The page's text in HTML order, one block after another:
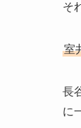
そ
室
長
に